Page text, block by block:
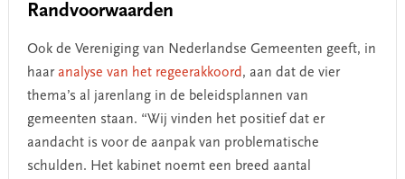
Randvoorwaarden
Ook de Vereniging van Nederlandse Gemeenten geeft, in
haar analyse van het regeerakkoord, aan dat de vier
thema’s al jarenlang in de beleidsplannen van
gemeenten staan. “Wij vinden het positief dat er
aandacht is voor de aanpak van problematische
schulden. Het kabinet noemt een breed aantal